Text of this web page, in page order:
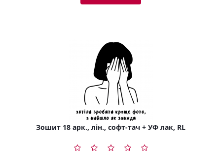
Зошит 18 арк., лін., софт-тач + УФ лак, RL